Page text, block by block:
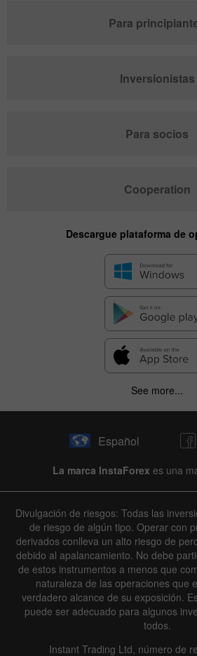
Para
Inversionistas
Para socios
Cooperation
Descargue plataforma de
See more...
Español
La marca InstaForex es una
Divulgación de riesgos: Todas las
de riesgo de algún tipo. Operar con
derivados conlleva un alto riesgo de
debido al apalancamiento. No debe
de estos instrumentos a menos que
naturaleza de las operaciones que
verdadero alcance de su exposición.
puede ser adecuado para algunos
todos.
Instant Trading Ltd, número de